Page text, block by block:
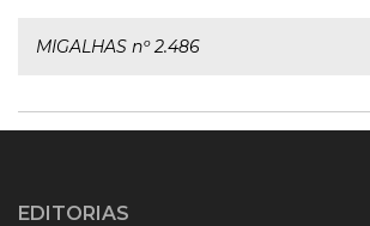
MIGALHAS nº 2.486
EDITORIAS